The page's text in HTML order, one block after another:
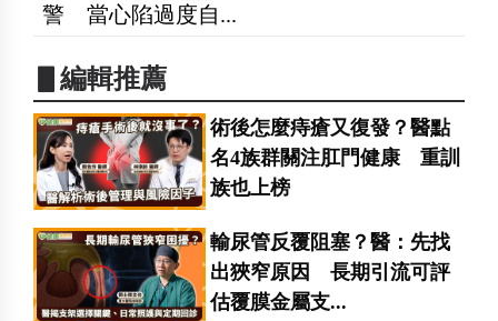
警 當心陷過度自...
▋編輯推薦
術後怎麼痔瘡又復發？醫點
名4族群關注肛門健康 重訓
族也上榜
輸尿管反覆阻塞？醫：先找
出狹窄原因 長期引流可評
估覆膜金屬支...